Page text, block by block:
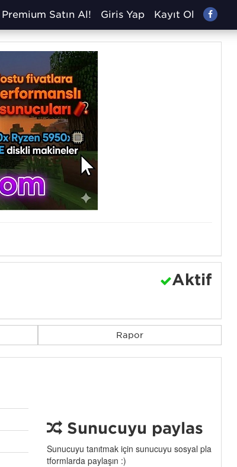
Premium Satın Al! Giriş Yap Kayıt Ol
Aktif
Rapor
Sunucuyu paylaş
Sunucuyu tanıtmak için sunucuyu sosyal pla
tformlarda paylaşın :)